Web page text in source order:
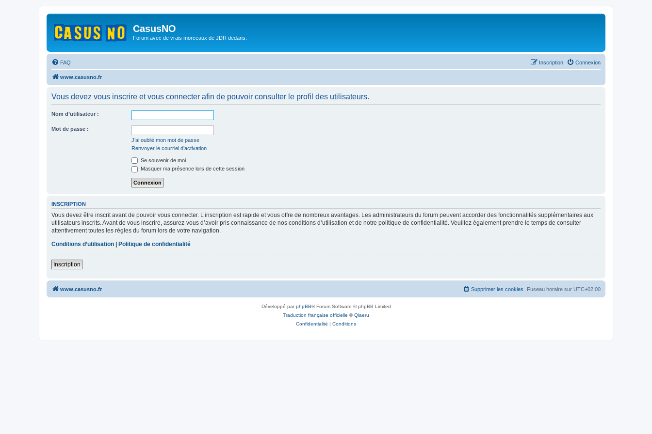
CasusNO
Forum avec de vrais morceaux de JDR dedans.
FAQ Connexion
Inscription
www.casusno.fr
Vous devez vous inscrire et vous connecter afin de pouvoir consulter le profil des utilisateurs.
Nom d’utilisateur :
Mot de passe :
J’ai oublié mon mot de passe
Renvoyer le courriel d’activation
Se souvenir de moi
Masquer ma présence lors de cette session
INSCRIPTION
Vous devez être inscrit avant de pouvoir vous connecter. L’inscription est rapide et vous offre de nombreux avantages. Les administrateurs du forum peuvent accorder des fonctionnalités supplémentaires aux
utilisateurs inscrits. Avant de vous inscrire, assurez-vous d’avoir pris connaissance de nos conditions d’utilisation et de notre politique de confidentialité. Veuillez également prendre le temps de consulter
attentivement toutes les règles du forum lors de votre navigation.
Conditions d’utilisation
Politique de confidentialité
Inscription
www.casusno.fr Fuseau horaire sur UTC+02:00
Supprimer les cookies
Développé parphpBB® Forum Software © phpBB Limited
Traduction française officielle ©Qiaeru
Confidentialité | Conditions